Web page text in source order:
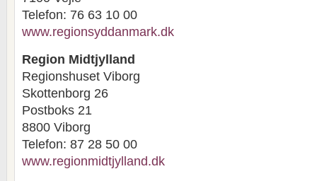
Telefon: 76 63 10 00
www.regionsyddanmark.dk
Region Midtjylland
Regionshuset Viborg
Skottenborg 26
Postboks 21
8800 Viborg
Telefon: 87 28 50 00
www.regionmidtjylland.dk